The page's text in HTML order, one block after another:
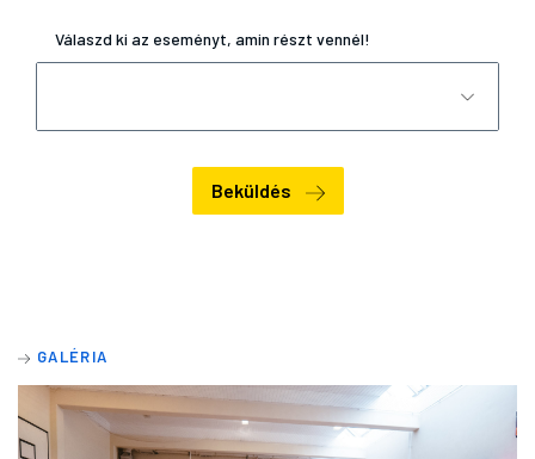
Válaszd ki az eseményt, amin részt vennél!
Beküldés
GALÉRIA